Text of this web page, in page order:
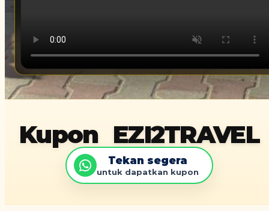
Kupon EZI2TRAVEL
Tekan segera
untuk dapatkan kupon